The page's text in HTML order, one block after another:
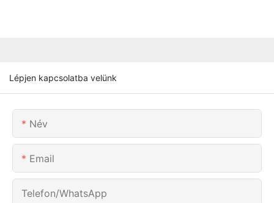
Lépjen kapcsolatba velünk
Név
Email
Telefon/WhatsApp